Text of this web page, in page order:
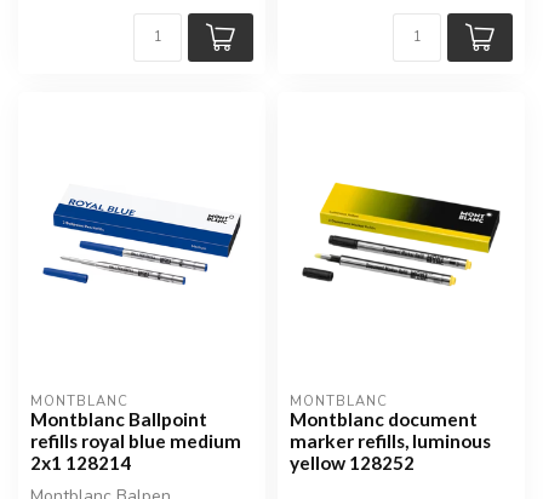
MONTBLANC
Montblanc Ballpoint
refills royal blue medium
2x1 128214
MONTBLANC
Montblanc document
marker refills, luminous
yellow 128252